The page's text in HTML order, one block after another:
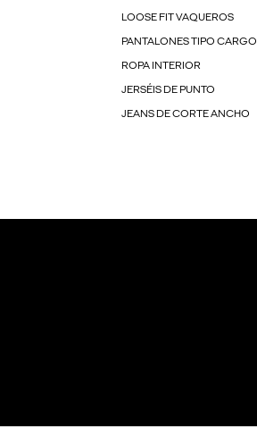
LOOSE FIT VAQUEROS
PANTALONES TIPO CARGO
ROPA INTERIOR
JERSÉIS DE PUNTO
JEANS DE CORTE ANCHO